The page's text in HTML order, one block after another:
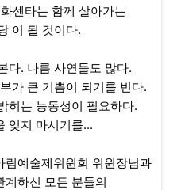
센타는 함께 살아가는
이 될 것이다.
다. 나름 사연들도 많다.
가 큰 기쁨이 되기를 빈다.
히는 능동성이 필요하다.
잊지 마시기를...
림예술제위원회 위원장님과
계하신 모든 분들의